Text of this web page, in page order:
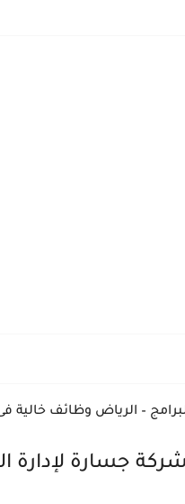
– الرياض وظائف خالية
جسارة لإدارة